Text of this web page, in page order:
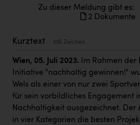
Fristads Austria
HIG Infomotion Group
IFE Austria GmbH
Immotech
INTERSPAR
INTERSPORT Austria
Zu dieser Meldung gibt es:
2 Dokumente
Kurztext 336 Zeichen
Wien, 05. Juli 2023.
Im Rahmen
Initiative "nachhaltig gewinnen!"
Wels als einer von nur zwei
für sein vorbildliches Engagement
Nachhaltigkeit ausgezeichnet. Der
in vier Kategorien die besten